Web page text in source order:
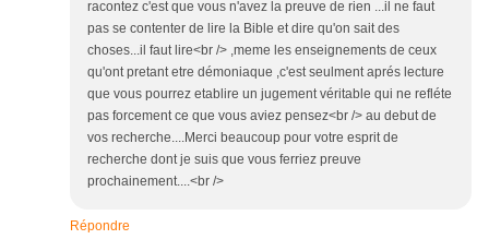
racontez c'est que vous n'avez la preuve de rien ...il ne faut
pas se contenter de lire la Bible et dire qu'on sait des
choses...il faut lire<br /> ,meme les enseignements de ceux
qu'ont pretant etre démoniaque ,c'est seulment aprés lecture
que vous pourrez etablire un jugement véritable qui ne refléte
pas forcement ce que vous aviez pensez<br /> au debut de
vos recherche....Merci beaucoup pour votre esprit de
recherche dont je suis que vous ferriez preuve
prochainement....<br />
Répondre